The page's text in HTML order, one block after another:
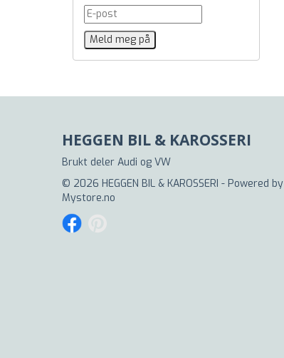
HEGGEN BIL & KAROSSERI
Brukt deler Audi og VW
© 2026 HEGGEN BIL & KAROSSERI - Powered by
Mystore.no